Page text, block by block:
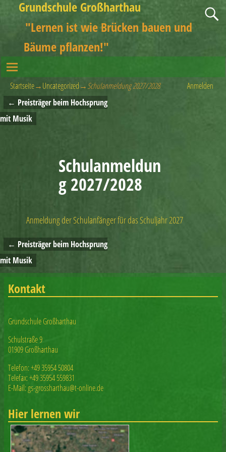
Grundschule Großharthau
"Lernen ist wie Brücken bauen und
Bäume pflanzen!"
Startseite→Uncategorized→Schulanmeldung 2027/2028 Anmelden
Artikelnavigation
← Preisträger beim Hochsprung
mit Musik
Schulanmeldun
g 2027/2028
Anmeldung der Schulanfänger für das Schuljahr 2027
Artikelnavigation
← Preisträger beim Hochsprung
mit Musik
Kontakt
Grundschule Großharthau
Schulstraße 9
01909 Großharthau
Telefon: +49 35954 50804
Telefax: +49 35954 559831
E-Mail: gs-grossharthau@t-online.de
Hier lernen wir